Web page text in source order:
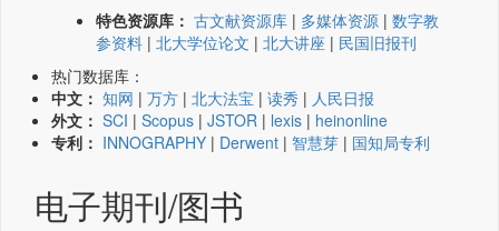
特色资源库： 古文献资源库 | 多媒体资源 | 数字教
参资料 | 北大学位论文 | 北大讲座 | 民国旧报刊
热门数据库：
中文： 知网 | 万方 | 北大法宝 | 读秀 | 人民日报
外文： SCI | Scopus | JSTOR | lexis | heinonline
专利： INNOGRAPHY | Derwent | 智慧芽 | 国知局专利
电子期刊/图书